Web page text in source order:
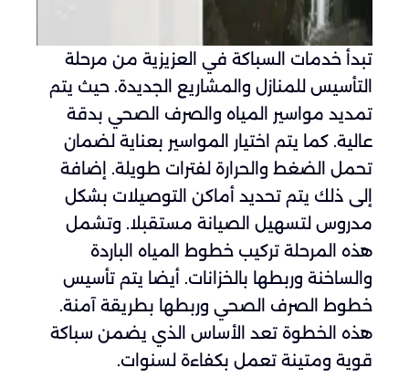
تبدأ خدمات السباكة في العزيزية من مرحلة
التأسيس للمنازل والمشاريع الجديدة. حيث يتم
تمديد مواسير المياه والصرف الصحي بدقة
عالية. كما يتم اختيار المواسير بعناية لضمان
تحمل الضغط والحرارة لفترات طويلة. إضافة
إلى ذلك يتم تحديد أماكن التوصيلات بشكل
مدروس لتسهيل الصيانة مستقبلا. وتشمل
هذه المرحلة تركيب خطوط المياه الباردة
والساخنة وربطها بالخزانات. أيضا يتم تأسيس
خطوط الصرف الصحي وربطها بطريقة آمنة.
هذه الخطوة تعد الأساس الذي يضمن سباكة
قوية ومتينة تعمل بكفاءة لسنوات.